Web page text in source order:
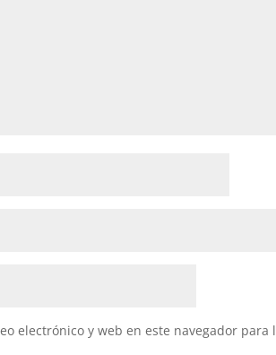
electrónico y web en este navegador para